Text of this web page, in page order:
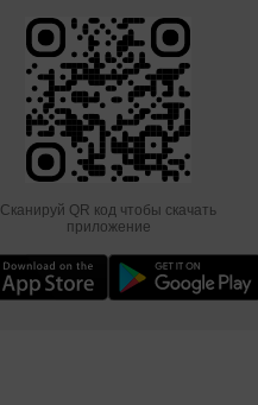
Сканируй QR код чтобы скачать
приложение